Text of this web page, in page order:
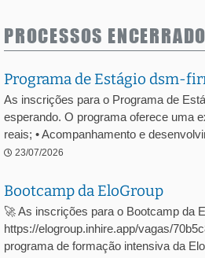
PROCESSOS
Programa de Estágio dsm-
As inscrições para o Programa de
esperando. O programa oferece uma
reais; • Acompanhamento e
23/07/2026
Bootcamp da EloGroup
🚀 As inscrições para o Bootcamp da
https://elogroup.inhire.app/vagas/
programa de formação intensiva da